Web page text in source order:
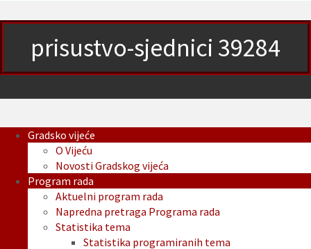
prisustvo-sjednici 39284
Gradsko vijeće
O Vijeću
Novosti Gradskog vijeća
Program rada
Aktuelni program rada
Napredna pretraga Programa rada
Statistika tema
Statistika programiranih tema